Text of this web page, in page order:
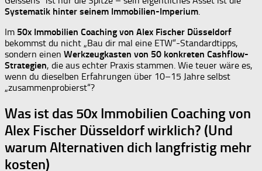
Systematik hinter seinem Immobilien-Imperium.
Im 50x Immobilien Coaching von Alex Fischer Düsseldorf
bekommst du nicht „Bau dir mal eine ETW“-Standardtipps,
sondern einen Werkzeugkasten von 50 konkreten Cashflow-
Strategien, die aus echter Praxis stammen. Wie teuer wäre es,
wenn du dieselben Erfahrungen über 10–15 Jahre selbst
„zusammenprobierst“?
Was ist das 50x Immobilien Coaching von
Alex Fischer Düsseldorf wirklich? (Und
warum Alternativen dich langfristig mehr
kosten)